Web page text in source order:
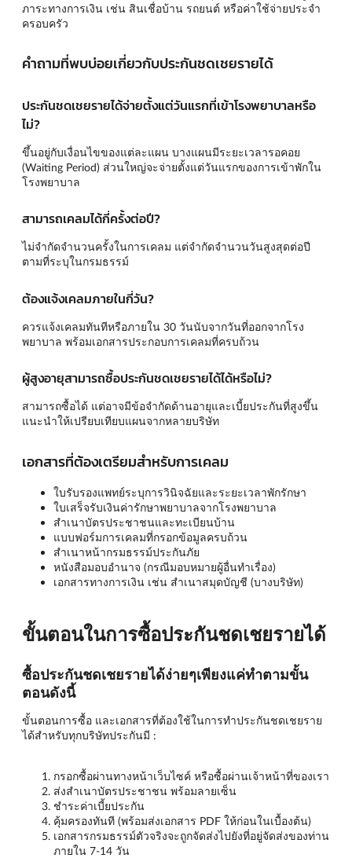
ภาระทางการเงิน เช่น สินเชื่อบ้าน รถยนต์ หรือค่าใช้จ่ายประจำ
ครอบครัว
คำถามที่พบบ่อยเกี่ยวกับประกันชดเชยรายได้
ประกันชดเชยรายได้จ่ายตั้งแต่วันแรกที่เข้าโรงพยาบาลหรือ
ไม่?
ขึ้นอยู่กับเงื่อนไขของแต่ละแผน บางแผนมีระยะเวลารอคอย
(Waiting Period) ส่วนใหญ่จะจ่ายตั้งแต่วันแรกของการเข้าพักใน
โรงพยาบาล
สามารถเคลมได้กี่ครั้งต่อปี?
ไม่จำกัดจำนวนครั้งในการเคลม แต่จำกัดจำนวนวันสูงสุดต่อปี
ตามที่ระบุในกรมธรรม์
ต้องแจ้งเคลมภายในกี่วัน?
ควรแจ้งเคลมทันทีหรือภายใน 30 วันนับจากวันที่ออกจากโรง
พยาบาล พร้อมเอกสารประกอบการเคลมที่ครบถ้วน
ผู้สูงอายุสามารถซื้อประกันชดเชยรายได้ได้หรือไม่?
สามารถซื้อได้ แต่อาจมีข้อจำกัดด้านอายุและเบี้ยประกันที่สูงขึ้น
แนะนำให้เปรียบเทียบแผนจากหลายบริษัท
เอกสารที่ต้องเตรียมสำหรับการเคลม
ใบรับรองแพทย์ระบุการวินิจฉัยและระยะเวลาพักรักษา
ใบเสร็จรับเงินค่ารักษาพยาบาลจากโรงพยาบาล
สำเนาบัตรประชาชนและทะเบียนบ้าน
แบบฟอร์มการเคลมที่กรอกข้อมูลครบถ้วน
สำเนาหน้ากรมธรรม์ประกันภัย
หนังสือมอบอำนาจ (กรณีมอบหมายผู้อื่นทำเรื่อง)
เอกสารทางการเงิน เช่น สำเนาสมุดบัญชี (บางบริษัท)
ขั้นตอนในการซื้อประกันชดเชยรายได้
ซื้อประกันชดเชยรายได้ง่ายๆเพียงแค่ทำตามขั้น
ตอนดังนี้
ขั้นตอนการซื้อ และเอกสารที่ต้องใช้ในการทำประกันชดเชยราย
ได้สำหรับทุกบริษัทประกันมี :
กรอกซื้อผ่านทางหน้าเว็บไซค์ หรือซื้อผ่านเจ้าหน้าที่ของเรา
ส่งสำเนาบัตรประชาชน พร้อมลายเซ็น
ชำระค่าเบี้ยประกัน
คุ้มครองทันที (พร้อมส่งเอกสาร PDF ให้ก่อนในเบื้องต้น)
เอกสารกรมธรรม์ตัวจริงจะถูกจัดส่งไปยังที่อยู่จัดส่งของท่าน
ภายใน 7-14 วัน